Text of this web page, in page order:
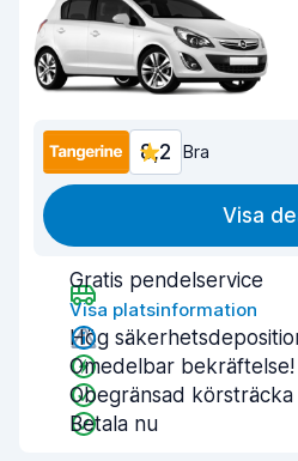
8,2 Bra
Visa
Gratis pendelservice
Visa platsinformation
Hög
Omedelbar bekräftelse!
Obegränsad körsträcka
Betala nu